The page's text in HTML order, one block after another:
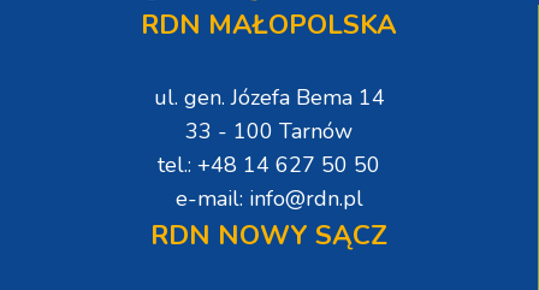
RDN MAŁOPOLSKA
ul. gen. Józefa Bema 14
33 - 100 Tarnów
tel.: +48 14 627 50 50
e-mail: info@rdn.pl
RDN NOWY SĄCZ